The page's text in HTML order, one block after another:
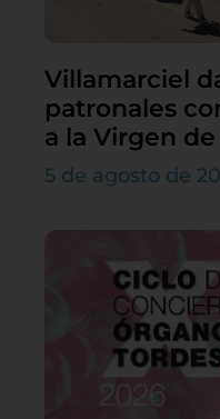
Villamarciel
patronales
a la Virgen
5 de agosto de